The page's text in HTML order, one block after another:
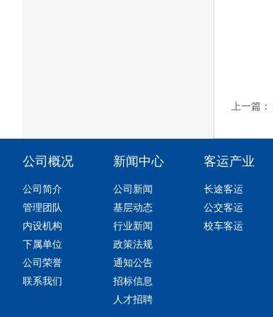
上一篇：
公司概况
公司简介
管理团队
内设机构
下属单位
公司荣誉
联系我们
新闻中心
公司新闻
基层动态
行业新闻
政策法规
通知公告
招标信息
人才招聘
客运产业
长途客运
公交客运
校车客运